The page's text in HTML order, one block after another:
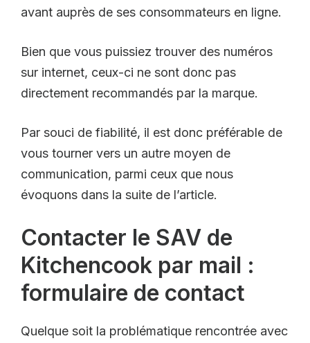
avant auprès de ses consommateurs en ligne.
Bien que vous puissiez trouver des numéros
sur internet, ceux-ci ne sont donc pas
directement recommandés par la marque.
Par souci de fiabilité, il est donc préférable de
vous tourner vers un autre moyen de
communication, parmi ceux que nous
évoquons dans la suite de l’article.
Contacter le SAV de
Kitchencook par mail :
formulaire de contact
Quelque soit la problématique rencontrée avec